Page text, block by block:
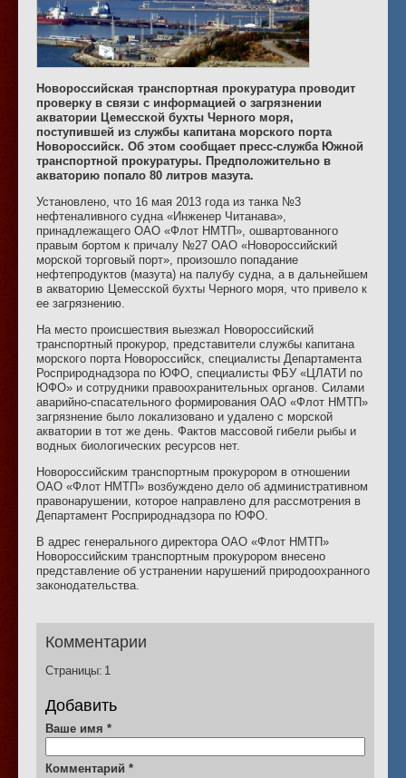
Новороссийская транспортная прокуратура проводит
проверку в связи с информацией о загрязнении
акватории Цемесской бухты Черного моря,
поступившей из службы капитана морского порта
Новороссийск. Об этом сообщает пресс-служба Южной
транспортной прокуратуры. Предположительно в
акваторию попало 80 литров мазута.
Установлено, что 16 мая 2013 года из танка №3
нефтеналивного судна «Инженер Читанава»,
принадлежащего ОАО «Флот НМТП», ошвартованного
правым бортом к причалу №27 ОАО «Новороссийский
морской торговый порт», произошло попадание
нефтепродуктов (мазута) на палубу судна, а в дальнейшем
в акваторию Цемесской бухты Черного моря, что привело к
ее загрязнению.
На место происшествия выезжал Новороссийский
транспортный прокурор, представители службы капитана
морского порта Новороссийск, специалисты Департамента
Росприроднадзора по ЮФО, специалисты ФБУ «ЦЛАТИ по
ЮФО» и сотрудники правоохранительных органов. Силами
аварийно-спасательного формирования ОАО «Флот НМТП»
загрязнение было локализовано и удалено с морской
акватории в тот же день. Фактов массовой гибели рыбы и
водных биологических ресурсов нет.
Новороссийским транспортным прокурором в отношении
ОАО «Флот НМТП» возбуждено дело об административном
правонарушении, которое направлено для рассмотрения в
Департамент Росприроднадзора по ЮФО.
В адрес генерального директора ОАО «Флот НМТП»
Новороссийским транспортным прокурором внесено
представление об устранении нарушений природоохранного
законодательства.
Комментарии
Страницы: 1
Добавить
Ваше имя *
Комментарий *